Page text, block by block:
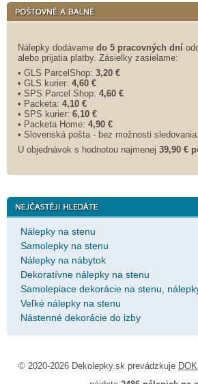
Nálepky dodávame do 5 pracovných dní
alebo prijatia platby. Zásielky zasielame:
• GLS ParcelShop: 3,20 €
• GLS kurier: 4,60 €
• SPS Parcel Shop: 4,60 €
• Packeta: 4,10 €
• SPS kurier: 6,10 €
• Packeta Home: 4,90 €
• Slovenská pošta - bez možnosti sledovania:
U objednávok s hodnotou najmenej 39,90 €
Nálepky na stenu
Samolepky na stenu
Nálepky na nábytok
Dekoratívne nálepky na stenu
Samolepiace dekorácie na stenu,
Veľké nálepky na stenu
Nástenné dekorácie do izby
© 2020-2026 Dekolepky.sk prevádzkuje